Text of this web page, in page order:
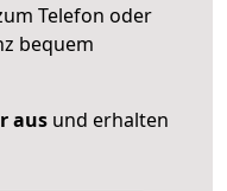
Telefon oder
bequem
aus und erhalten